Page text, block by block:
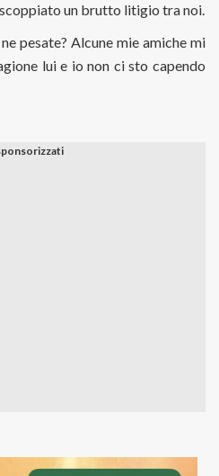
scoppiato un brutto litigio tra noi.
pesate? Alcune mie amiche mi
lui e io non ci sto capendo